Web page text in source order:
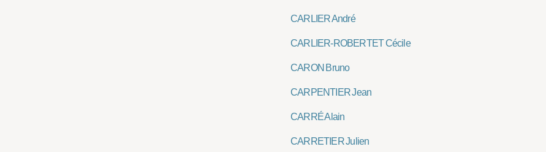
CARLIER André
CARLIER-ROBERTET Cécile
CARON Bruno
CARPENTIER Jean
CARRÉ Alain
CARRETIER Julien